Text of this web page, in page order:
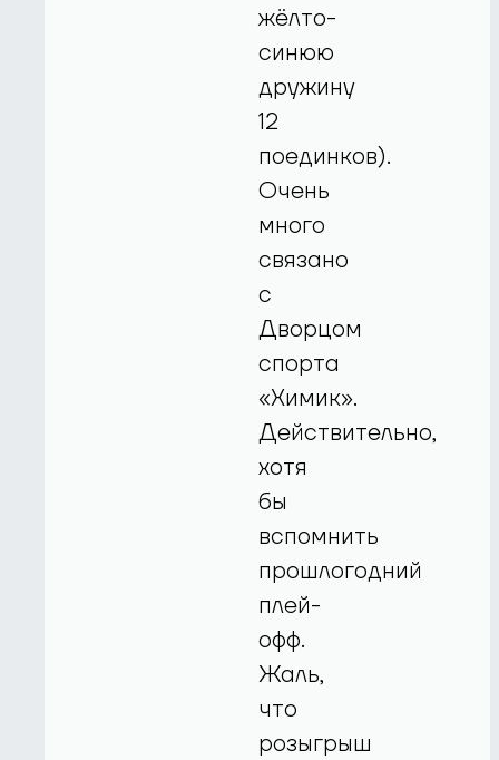
жёлто-
синюю
дружину
12
поединков).
Очень
много
связано
с
Дворцом
спорта
«Химик».
Действительно,
хотя
бы
вспомнить
прошлогодний
плей-
офф.
Жаль,
что
розыгрыш